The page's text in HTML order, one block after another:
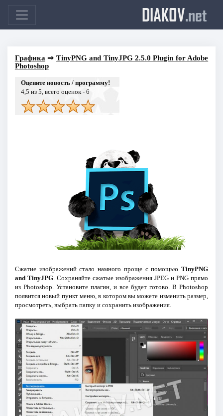
DIAKOV.net
Графика ⇒ TinyPNG and TinyJPG 2.5.0 Plugin for Adobe
Photoshop
Оцените новость / программу!
4,5 из 5, всего оценок - 6
Сжатие изображений стало намного проще с помощьюTinyPNG
and TinyJPG. Сохраняйте сжатые изображения JPEG и PNG прямо
из Photoshop. Установите плагин, и все будет готово. В Photoshop
появится новый пункт меню, в котором вы можете изменить размер,
просмотреть, выбрать папку и сохранить изображения.